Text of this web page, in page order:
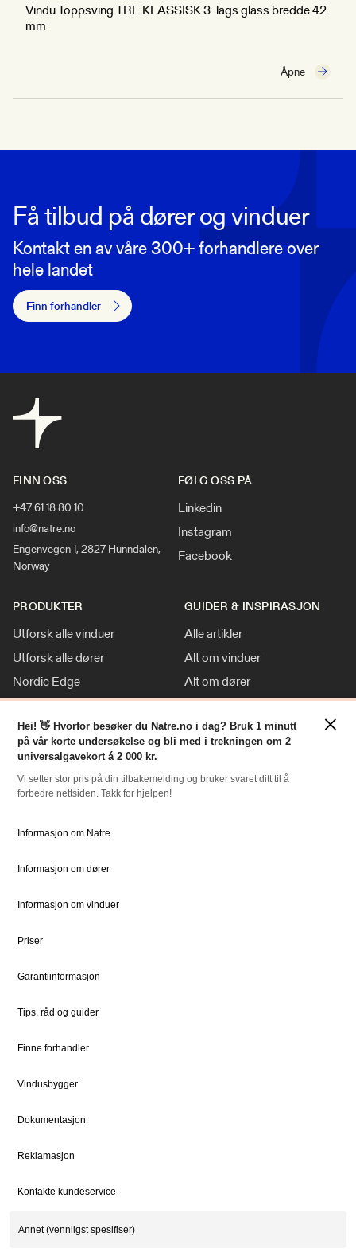
Vindu Toppsving TRE KLASSISK 3-lags glass bredde 42
mm
Åpne
Få tilbud på dører og vinduer
Kontakt en av våre 300+ forhandlere over
hele landet
Finn forhandler
FINN OSS
+47 61 18 80 10
info@natre.no
Engenvegen 1, 2827 Hunndalen,
Norway
FØLG OSS PÅ
Linkedin
Instagram
Facebook
PRODUKTER
Utforsk alle vinduer
Utforsk alle dører
Nordic Edge
Klassisk stil
Tilpasninger
GUIDER & INSPIRASJON
Alle artikler
Alt om vinduer
Alt om dører
Inspirasjon
Nyheter
RESSURSER
Slik bestiller du
Priser
Dokumentsenter
STØTTE
Kundeservice
Kontakt
Vedlikehold
FOR PROFF
Natre Express
Reklamasjon
© 2026 Natre Vinduer AS. All Rights Reserved. | Part of Dovista Group
Hei! 👋 Hvorfor besøker du Natre.no i dag? Bruk 1 minutt
på vår korte undersøkelse og bli med i trekningen om 2
universalgavekort á 2 000 kr.
Vi setter stor pris på din tilbakemelding og bruker svaret ditt til å
forbedre nettsiden. Takk for hjelpen!
Informasjon om Natre
Informasjon om dører
Informasjon om vinduer
Priser
Garantiinformasjon
Tips, råd og guider
Finne forhandler
Vindusbygger
Dokumentasjon
Reklamasjon
Kontakte kundeservice
×